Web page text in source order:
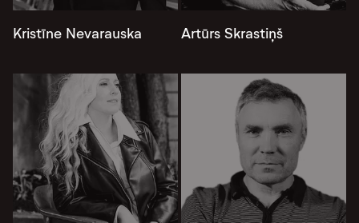
Kristīne Nevarauska Artūrs Skrastiņš